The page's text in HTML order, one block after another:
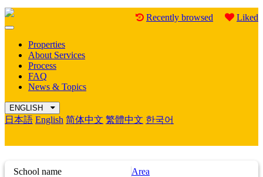
Recently browsed Liked
Mobile
Properties
About Services
Process
FAQ
News & Topics
ENGLISH
日本語 English 简体中文 繁體中文 한국어
School name Area